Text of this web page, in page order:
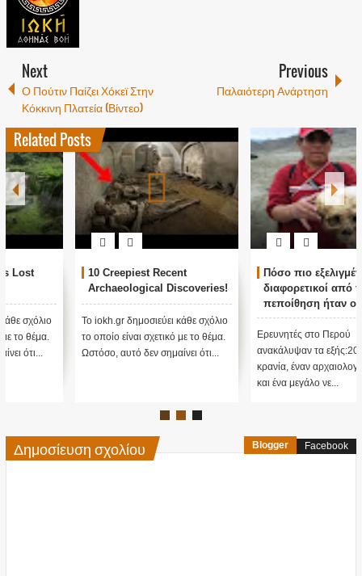
Next
Ο Πούτιν Παίζει Χόκεϊ Στην
Κόκκινη Πλατεία (Βίντεο)
Previous
Παλαιότερη Ανάρτηση
Related Posts
10 Creepiest Recent
Archaeological Discoveries!
Το iokh.gr δημοσιεύει κάθε σχόλιο
το οποίο είναι σχετικό με το θέμα.
Ωστόσο, αυτό δεν σημαίνει ότι...
Πόσο πιο εξελιγμένοι και
διαφορετικοί από την κοινή
πεποίθηση ήταν οι
προγονοί μας;
Ερευνητές στο Περού
ανακάλυψαν τα εξής:200 περίεργα
κρανία, έναν αρχαιολογικό χώρο
και ένα μεγάλο νε...
Δημοσίευση σχολίου Blogger Facebook